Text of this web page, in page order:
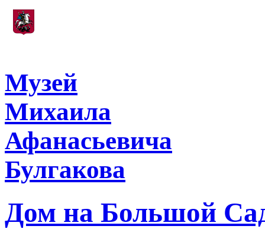
Музей
Михаила
Афанасьевича
Булгакова
Дом на Большой